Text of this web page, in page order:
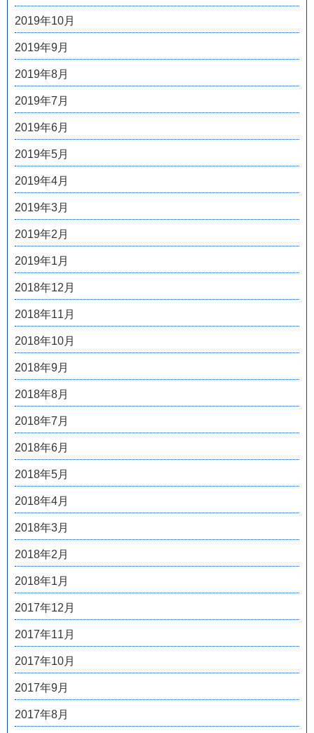
2019年10月
2019年9月
2019年8月
2019年7月
2019年6月
2019年5月
2019年4月
2019年3月
2019年2月
2019年1月
2018年12月
2018年11月
2018年10月
2018年9月
2018年8月
2018年7月
2018年6月
2018年5月
2018年4月
2018年3月
2018年2月
2018年1月
2017年12月
2017年11月
2017年10月
2017年9月
2017年8月